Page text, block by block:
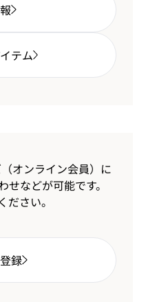
テム
オンライン会員）に
せなどが可能です。
ださい。
録